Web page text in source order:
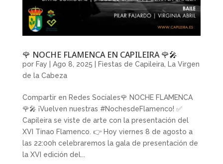
🌹 NOCHE FLAMENCA EN CAPILEIRA 🌹🎤
por Fay Ago 8, 2025 Fiestas de Capileira, La Virgen
de la Cabeza
Compartir en Redes Sociales🌹 NOCHE FLAMENCA
🌹🎤 ¡Vuelven nuestras #NochesdeFlamenco! ✅
Capileira se viste de arte con la presentación del
XVI Tinao Flamenco. 👉 Hoy viernes 8 de agosto a
las 22:00h celebraremos la gala de presentación de
la XVI edición del...